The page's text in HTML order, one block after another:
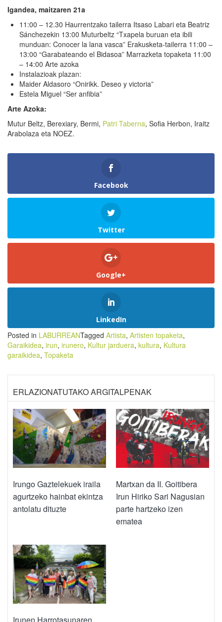
Igandea, maitzaren 21a
11:00 – 12.30 Haurrentzako tailerra Itsaso Labari eta Beatriz
Sánchezekin 13:00 Muturbeltz “Txapela buruan eta ibili
munduan: Conocer la lana vasca” Erakusketa-tailerra 11:00 –
13:00 “Garabateando el Bidasoa” Marrazketa topaketa 11:00
– 14:00 Arte azoka
Instalazioak plazan:
Maider Aldasoro “Onirikk. Deseo y victoria”
Estela Miguel “Ser anfibia”
Arte Azoka:
Mutur Beltz, Berexiary, Bermi, Patri Taberna, Sofia Herbon, Iraitz
Arabolaza eta NOEZ.
Facebook
Twitter
Google+
LinkedIn
Posted in LABURREANTagged Artista, Artisten topaketa,
Garaikidea, irun, irunero, Kultur jarduera, kultura, Kultura
garaikidea, Topaketa
ERLAZIONATUTAKO ARGITALPENAK
Irungo Gaztelekuek iraila
agurtzeko hainbat ekintza
antolatu dituzte
Martxan da II. Goitibera
Irun Hiriko Sari Nagusian
parte hartzeko izen
ematea